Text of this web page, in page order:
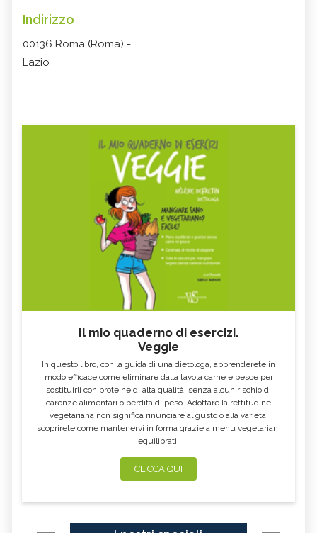
Indirizzo
00136 Roma (Roma) -
Lazio
Il mio quaderno di esercizi.
Veggie
In questo libro, con la guida di una dietologa, apprenderete in
modo efficace come eliminare dalla tavola carne e pesce per
sostituirli con proteine di alta qualità, senza alcun rischio di
carenze alimentari o perdita di peso. Adottare la rettitudine
vegetariana non significa rinunciare al gusto o alla varietà:
scoprirete come mantenervi in forma grazie a menu vegetariani
equilibrati!
CLICCA QUI